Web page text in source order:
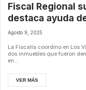
Fiscal Regional
destaca ayuda
PDI
Agosto 9, 2025
La Fiscalía coordino en Los
dos inmuebles que fueron
en...
VER MÁS